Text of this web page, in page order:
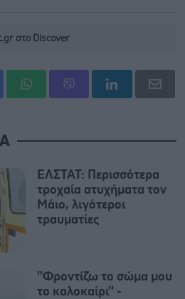
στο Discover
ΕΛΣΤΑΤ: Περισσότερα
τροχαία ατυχήματα τον
Μάιο, λιγότεροι
τραυματίες
''Φροντίζω το σώμα μου
το καλοκαίρι'' -